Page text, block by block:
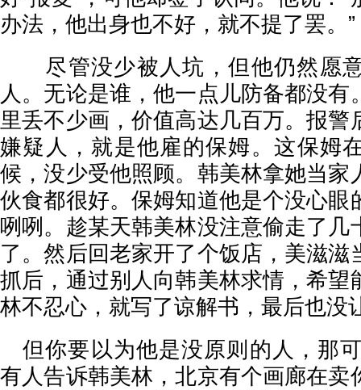
办法，他出身也不好，就不提了罢。”
尽管没少被人坑，但他仍然愿
人。无论是谁，他一点儿防备都没有
里丢不少画，价值高达几百万。报警
嫌疑人，就是他雇的保姆。这保姆
候，没少受他照顾。韩美林拿她当家
伙食都很好。保姆知道他是个没心眼
咧咧。趁某天韩美林没注意偷走了几
了。然后回老家开了个饭店，美滋滋
抓后，通过别人向韩美林求情，希望
林不忍心，就写了谅解书，最后也没
但你要以为他是没原则的人，那
有人告诉韩美林，北京有个画廊在卖